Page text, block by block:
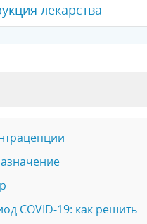
лекарства
COVID-19: как решить